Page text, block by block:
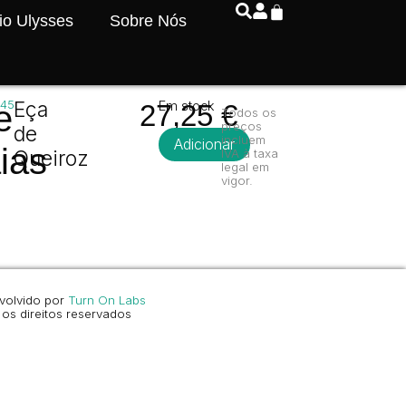
Ulysses Sobre Nós
Eça
de
Queiroz
27,25€
Em stock
Adicionar
Todos os
preços
incluem
IVA à taxa
legal em
vigor.
por Turn On Labs
direitos reservados